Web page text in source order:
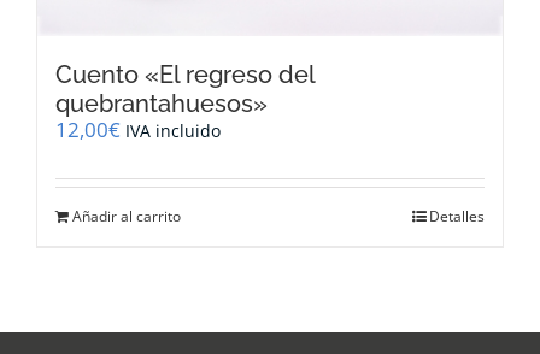
Cuento «El regreso del
quebrantahuesos»
12,00€ IVA incluido
Añadir al carrito Detalles